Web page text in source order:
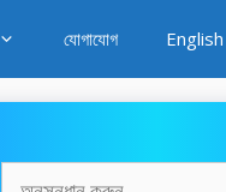
যোগাযোগ English